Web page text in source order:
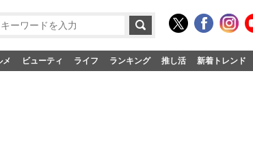
メ ビューティ ライフ ランキング 推し活 新着トレンド